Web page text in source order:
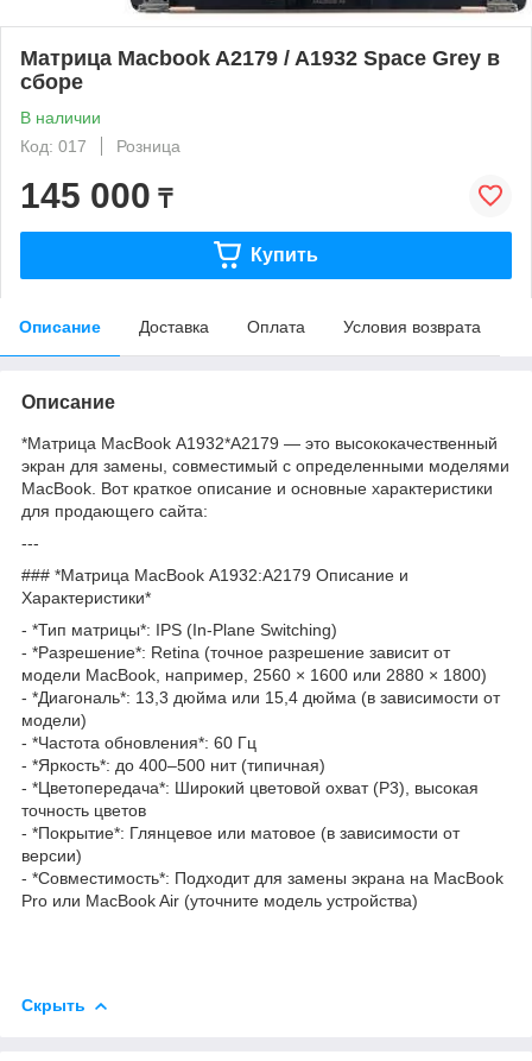
Матрица Macbook A2179 / A1932 Space Grey в
сборе
В наличии
Код: 017
Розница
145 000 ₸
Купить
Описание Доставка Оплата Условия возврата
Описание
*Матрица MacBook А1932*A2179 — это высококачественный
экран для замены, совместимый с определенными моделями
MacBook. Вот краткое описание и основные характеристики
для продающего сайта:
---
### *Матрица MacBook А1932:A2179 Описание и
Характеристики*
- *Тип матрицы*: IPS (In-Plane Switching)
- *Разрешение*: Retina (точное разрешение зависит от
модели MacBook, например, 2560 × 1600 или 2880 × 1800)
- *Диагональ*: 13,3 дюйма или 15,4 дюйма (в зависимости от
модели)
- *Частота обновления*: 60 Гц
- *Яркость*: до 400–500 нит (типичная)
- *Цветопередача*: Широкий цветовой охват (P3), высокая
точность цветов
- *Покрытие*: Глянцевое или матовое (в зависимости от
версии)
- *Совместимость*: Подходит для замены экрана на MacBook
Pro или MacBook Air (уточните модель устройства)
Скрыть